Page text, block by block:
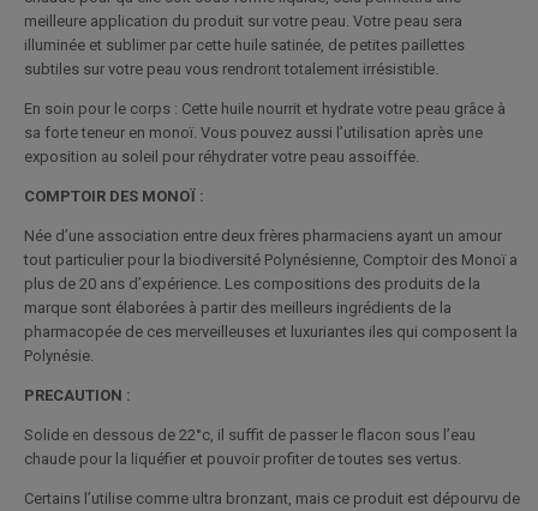
meilleure application du produit sur votre peau. Votre peau sera
illuminée et sublimer par cette huile satinée, de petites paillettes
subtiles sur votre peau vous rendront totalement irrésistible.
En soin pour le corps : Cette huile nourrit et hydrate votre peau grâce à
sa forte teneur en monoï. Vous pouvez aussi l’utilisation après une
exposition au soleil pour réhydrater votre peau assoiffée.
COMPTOIR DES MONOÏ :
Née d’une association entre deux frères pharmaciens ayant un amour
tout particulier pour la biodiversité Polynésienne, Comptoir des Monoï a
plus de 20 ans d’expérience. Les compositions des produits de la
marque sont élaborées à partir des meilleurs ingrédients de la
pharmacopée de ces merveilleuses et luxuriantes iles qui composent la
Polynésie.
PRECAUTION :
Solide en dessous de 22°c, il suffit de passer le flacon sous l’eau
chaude pour la liquéfier et pouvoir profiter de toutes ses vertus.
Certains l’utilise comme ultra bronzant, mais ce produit est dépourvu de